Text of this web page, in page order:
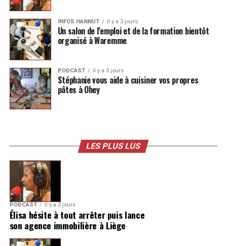
INFOS HANNUT Il y a 3 jours
Un salon de l’emploi et de la formation bientôt
organisé à Waremme
PODCAST Il y a 3 jours
Stéphanie vous aide à cuisiner vos propres
pâtes à Ohey
LES PLUS LUS
PODCAST Il y a 2 jours
Élisa hésite à tout arrêter puis lance
son agence immobilière à Liège